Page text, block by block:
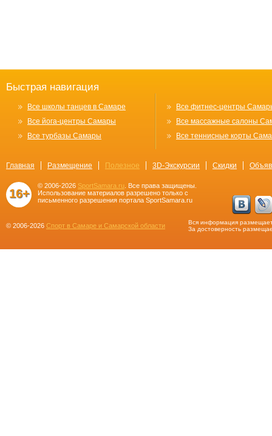
Быстрая навигация
Все школы танцев в Самаре
Все йога-центры Самары
Все турбазы Самары
Все фитнес-центры
Все массажные салоны
Все теннисные корты
Главная Размещение Полезное 3D-Экскурсии Скидки
16+
© 2006-2026 SportSamara.ru . Все права защищены.
Использование материалов разрешено только с
письменного разрешения портала SportSamara.ru
© 2006-2026 Спорт в Самаре и Самарской области
Вся информация
За достоверность